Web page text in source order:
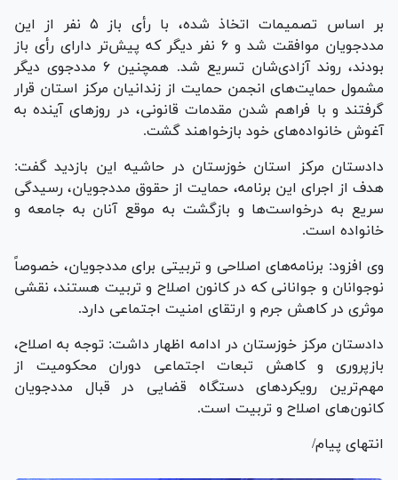
بر اساس تصمیمات اتخاذ شده، با رأی باز ۵ نفر از این
مددجویان موافقت شد و ۶ نفر دیگر که پیش‌تر دارای رأی باز
بودند، روند آزادی‌شان تسریع شد. همچنین ۶ مددجوی دیگر
مشمول حمایت‌های انجمن حمایت از زندانیان مرکز استان قرار
گرفتند و با فراهم شدن مقدمات قانونی، در روز‌های آینده به
آغوش خانواده‌های خود بازخواهند گشت.
دادستان مرکز استان خوزستان در حاشیه این بازدید گفت:
هدف از اجرای این برنامه، حمایت از حقوق مددجویان، رسیدگی
سریع به درخواست‌ها و بازگشت به موقع آنان به جامعه و
خانواده است.
وی افزود: برنامه‌های اصلاحی و تربیتی برای مددجویان، خصوصاً
نوجوانان و جوانانی که در کانون اصلاح و تربیت هستند، نقشی
موثری در کاهش جرم و ارتقای امنیت اجتماعی دارد.
دادستان مرکز خوزستان در ادامه اظهار داشت: توجه به اصلاح،
بازپروری و کاهش تبعات اجتماعی دوران محکومیت از
مهم‌ترین رویکرد‌های دستگاه قضایی در قبال مددجویان
کانون‌های اصلاح و تربیت است.
انتهای پیام/